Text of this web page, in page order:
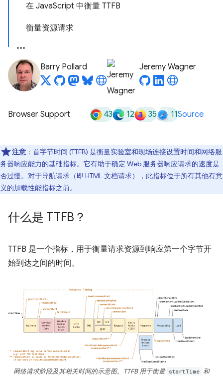
在 JavaScript 中衡量 TTFB
衡量资源请求
Barry Pollard Jeremy Wagner
Browser Support 43 12 35 11Source
注意 ：首字节时间 (TTFB) 是衡量实验室和现场连接设置时间和网络服
务器响应能力的基础指标。它有助于确定 Web 服务器响应请求的速度是
否过慢。对于导航请求（即 HTML 文档请求），此指标位于所有其他有意
义的加载性能指标之前。
什么是 TTFB？
TTFB 是一个指标，用于衡量请求资源到响应第一个字节开
始到达之间的时间。
网络请求阶段及其相关时间的示意图。TTFB 用于衡量 startTime 和